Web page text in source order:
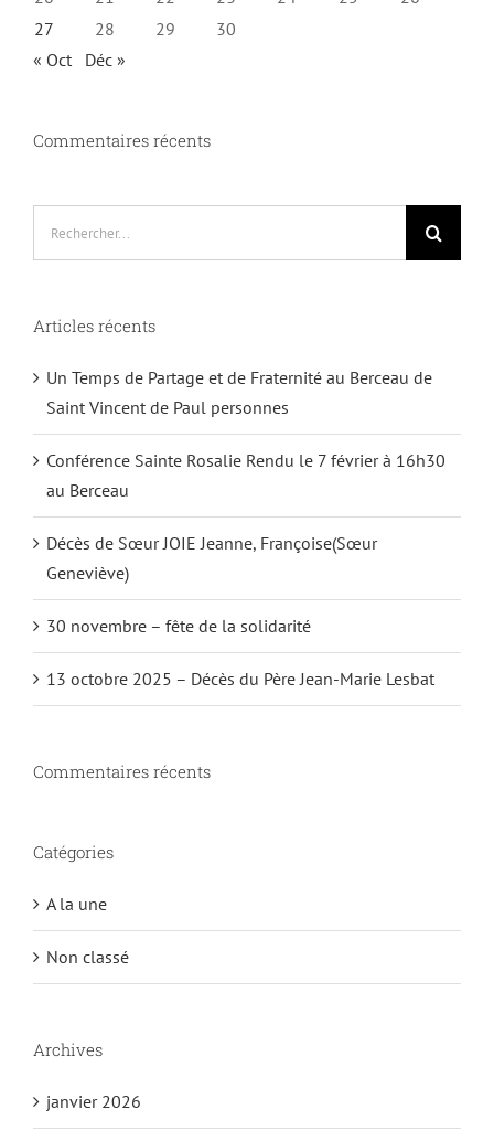
27
28 29
30
« Oct
Déc »
Commentaires récents
Articles récents
Un Temps de Partage et de Fraternité au Berceau de
Saint Vincent de Paul personnes
Conférence Sainte Rosalie Rendu le 7 février à 16h30
au Berceau
Décès de Sœur JOIE Jeanne, Françoise(Sœur
Geneviève)
30 novembre – fête de la solidarité
13 octobre 2025 – Décès du Père Jean-Marie Lesbat
Commentaires récents
Catégories
A la une
Non classé
Archives
janvier 2026